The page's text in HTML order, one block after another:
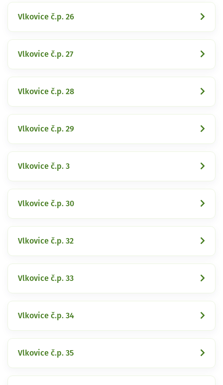
Vlkovice č.p. 26
Vlkovice č.p. 27
Vlkovice č.p. 28
Vlkovice č.p. 29
Vlkovice č.p. 3
Vlkovice č.p. 30
Vlkovice č.p. 32
Vlkovice č.p. 33
Vlkovice č.p. 34
Vlkovice č.p. 35